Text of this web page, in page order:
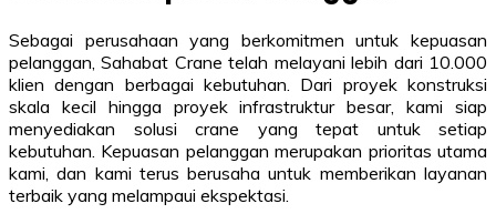
Sebagai perusahaan yang berkomitmen untuk kepuasan
pelanggan, Sahabat Crane telah melayani lebih dari 10.000
klien dengan berbagai kebutuhan. Dari proyek konstruksi
skala kecil hingga proyek infrastruktur besar, kami siap
menyediakan solusi crane yang tepat untuk setiap
kebutuhan. Kepuasan pelanggan merupakan prioritas utama
kami, dan kami terus berusaha untuk memberikan layanan
terbaik yang melampaui ekspektasi.